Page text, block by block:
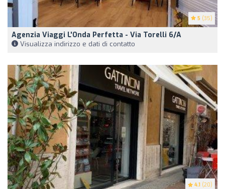
5 (35)
Agenzia Viaggi L'Onda Perfetta - Via Torelli 6/a
Visualizza indirizzo e dati di contatto
4.1 (20)